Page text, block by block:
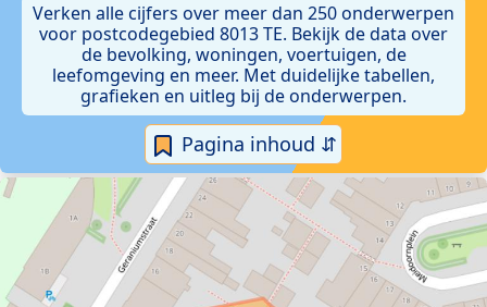
Verken alle cijfers over meer dan 250 onderwerpen
voor postcodegebied 8013 TE. Bekijk de data over
de bevolking, woningen, voertuigen, de
leefomgeving en meer. Met duidelijke tabellen,
grafieken en uitleg bij de onderwerpen.
Pagina inhoud ⇵